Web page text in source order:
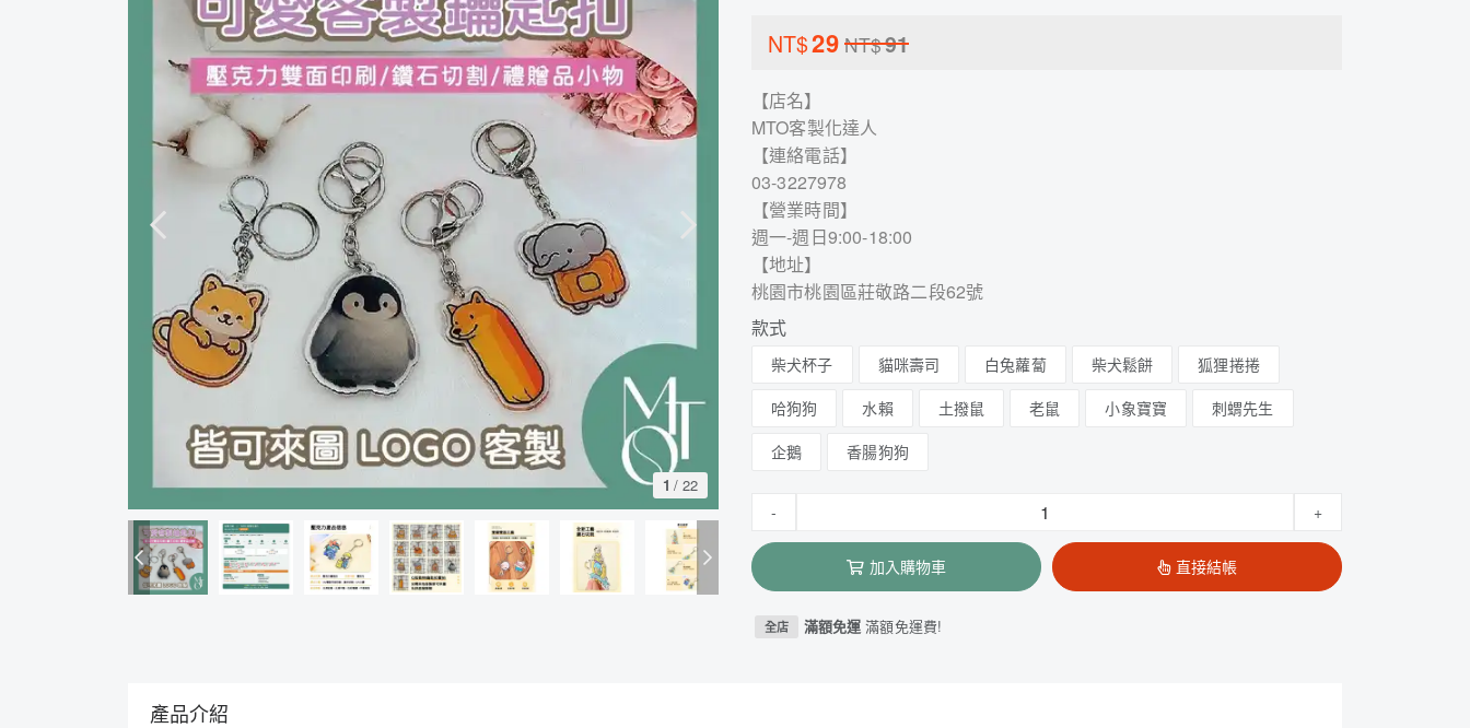
1 / 22
NT$29 NT$91
【店名】
MTO客製化達人
【連絡電話】
03-3227978
【營業時間】
週一-週日9:00-18:00
【地址】
桃園市桃園區莊敬路二段62號
款式
柴犬杯子 貓咪壽司 白兔蘿蔔 柴犬鬆餅
狐狸捲捲
哈狗狗
水賴 土撥鼠 老鼠 小象寶寶
刺蝟先生
企鵝
香腸狗狗
- +
加入購物車 直接結帳
全店 滿額免運滿額免運費!
產品介紹